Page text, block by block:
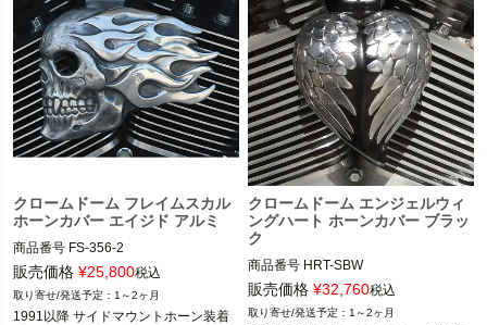
クロームドーム フレイムスカル
ホーンカバー エイジド アルミ
商品番号 FS-356-2
1991以降 サイドマウントホーン装着
販売価格 ¥25,800税込
1～2ヶ月
1991以降 サイドマウントホーン装着
クロームドーム エンジェルウィ
ングハート ホーンカバー ブラッ
ク
商品番号 HRT-SBW
1991以降 サイドマウントホーン装着
販売価格 ¥32,760税込
1～2ヶ月